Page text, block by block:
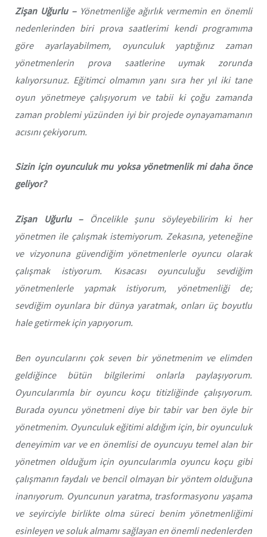
Zişan Uğurlu –Yönetmenliğe ağırlık vermemin en önemli
nedenlerinden biri prova saatlerimi kendi programıma
göre ayarlayabilmem, oyunculuk yaptığınız zaman
yönetmenlerin prova saatlerine uymak zorunda
kalıyorsunuz. Eğitimci olmamın yanı sıra her yıl iki tane
oyun yönetmeye çalışıyorum ve tabii ki çoğu zamanda
zaman problemi yüzünden iyi bir projede oynayamamanın
acısını çekiyorum.
Sizin için oyunculuk mu yoksa yönetmenlik mi daha önce
geliyor?
Zişan Uğurlu –Öncelikle şunu söyleyebilirim ki her
yönetmen ile çalışmak istemiyorum. Zekasına, yeteneğine
ve vizyonuna güvendiğim yönetmenlerle oyuncu olarak
çalışmak istiyorum. Kısacası oyunculuğu sevdiğim
yönetmenlerle yapmak istiyorum, yönetmenliği de;
sevdiğim oyunlara bir dünya yaratmak, onları üç boyutlu
hale getirmek için yapıyorum.
Ben oyuncularını çok seven bir yönetmenim ve elimden
geldiğince bütün bilgilerimi onlarla paylaşıyorum.
Oyuncularımla bir oyuncu koçu titizliğinde çalışıyorum.
Burada oyuncu yönetmeni diye bir tabir var ben öyle bir
yönetmenim. Oyunculuk eğitimi aldığım için, bir oyunculuk
deneyimim var ve en önemlisi de oyuncuyu temel alan bir
yönetmen olduğum için oyuncularımla oyuncu koçu gibi
çalışmanın faydalı ve bencil olmayan bir yöntem olduğuna
inanıyorum. Oyuncunun yaratma, trasformasyonu yaşama
ve seyirciyle birlikte olma süreci benim yönetmenliğimi
esinleyen ve soluk almamı sağlayan en önemli nedenlerden